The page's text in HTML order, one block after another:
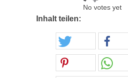
No votes yet
Inhalt teilen: